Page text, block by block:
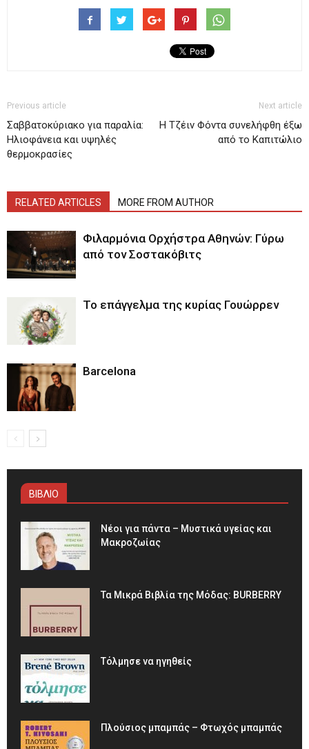
Previous article
Σαββατοκύριακο για παραλία:
Ηλιοφάνεια και υψηλές
θερμοκρασίες
Next article
Η Τζέιν Φόντα συνελήφθη έξω
από το Καπιτώλιο
RELATED ARTICLES MORE FROM AUTHOR
Φιλαρμόνια Ορχήστρα Αθηνών: Γύρω
από τον Σοστακόβιτς
Το επάγγελμα της κυρίας Γουώρρεν
Barcelona
ΒΙΒΛΙΟ
Νέοι για πάντα – Μυστικά υγείας και
Μακροζωίας
Τα Μικρά Βιβλία της Μόδας: BURBERRY
Τόλμησε να ηγηθείς
Πλούσιος μπαμπάς – Φτωχός μπαμπάς